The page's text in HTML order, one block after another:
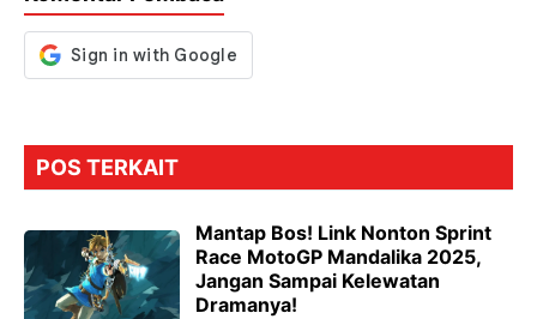
k
p
er
POS TERKAIT
Mantap Bos! Link Nonton Sprint
Race MotoGP Mandalika 2025,
Jangan Sampai Kelewatan
Dramanya!